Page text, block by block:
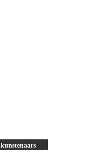
kunstenaars